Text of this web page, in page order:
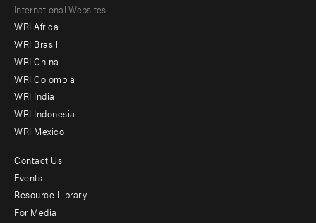
Footer
menu
-
Offices
International Websites
WRI Africa
WRI Brasil
WRI China
WRI Colombia
WRI India
WRI Indonesia
WRI Mexico
Footer
menu
Contact Us
Events
Resource Library
For Media